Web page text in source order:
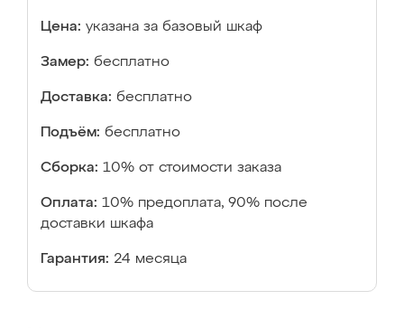
Цена: указана за базовый шкаф
Замер: бесплатно
Доставка: бесплатно
Подъём: бесплатно
Сборка: 10% от стоимости заказа
Оплата: 10% предоплата, 90% после
доставки шкафа
Гарантия: 24 месяца